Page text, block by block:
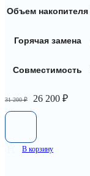
Объем накопителя
Горячая замена
Совместимость
31 200₽
Первоначальная
цена
31
26 200 ₽Текущая
В корзину